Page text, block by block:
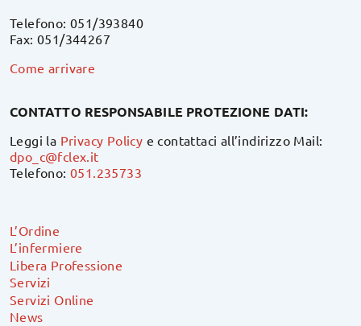
Telefono: 051/393840
Fax: 051/344267
Come arrivare
CONTATTO RESPONSABILE PROTEZIONE DATI:
Leggi la Privacy Policy e contattaci all’indirizzo Mail:
dpo_c@fclex.it
Telefono:051.235733
L’Ordine
L’infermiere
Libera Professione
Servizi
Servizi Online
News